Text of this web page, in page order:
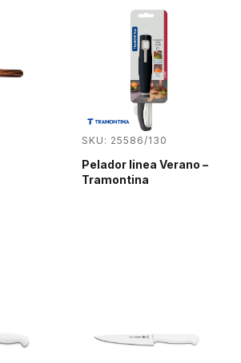
SKU: 25586/130
Pelador linea Verano –
Tramontina